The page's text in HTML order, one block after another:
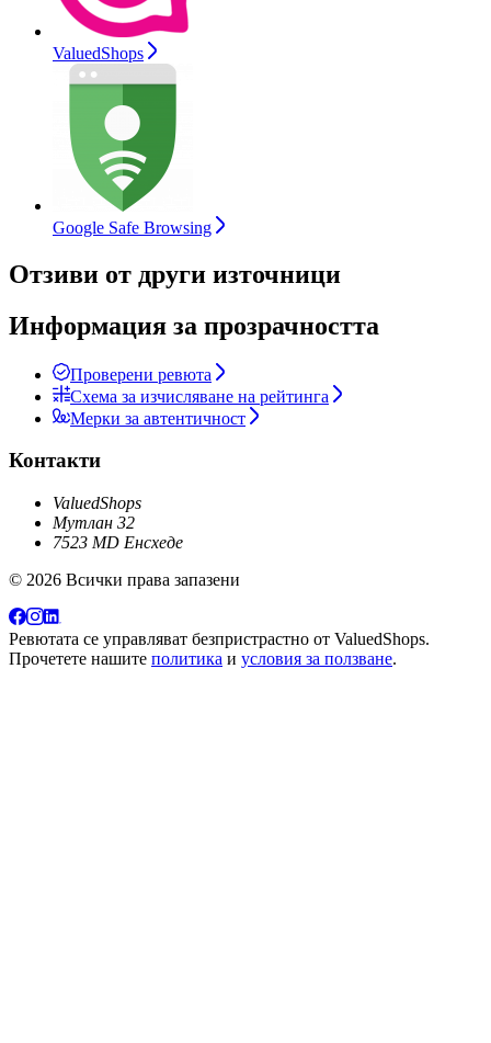
ValuedShops
Google Safe Browsing
Отзиви от други източници
Информация за прозрачността
Проверени ревюта
Схема за изчисляване на рейтинга
Мерки за автентичност
Контакти
ValuedShops
Мутлан 32
7523 MD Енсхеде
© 2026 Всички права запазени
Ревютата се управляват безпристрастно от ValuedShops.
Прочетете нашите политика и условия за ползване.